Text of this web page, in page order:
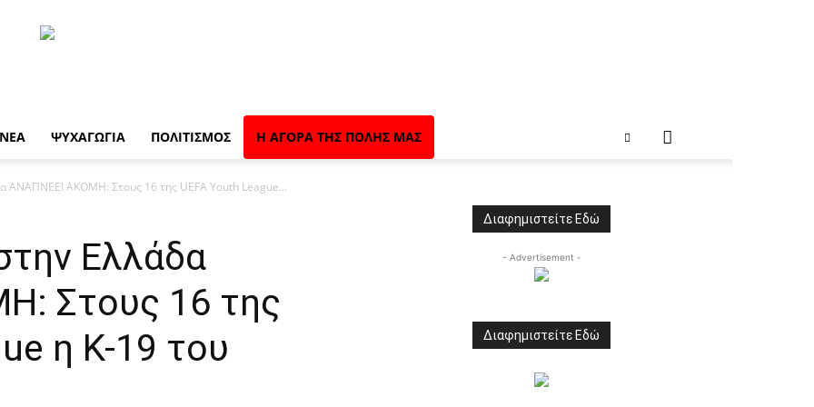
ΨΥΧΑΓΩΓΊΑ ΠΟΛΙΤΙΣΜΌΣ Η ΑΓΟΡΆ ΤΗΣ ΠΌΛΗΣ ΜΑΣ
ΑΝΑΠΝΕΕΙ ΑΚΟΜΗ: Στους 16 της UEFA Youth League...
Ελλάδα
Στους 16 της
η Κ-19 του
Διαφημιστείτε Εδώ
- Advertisement -
Διαφημιστείτε Εδώ